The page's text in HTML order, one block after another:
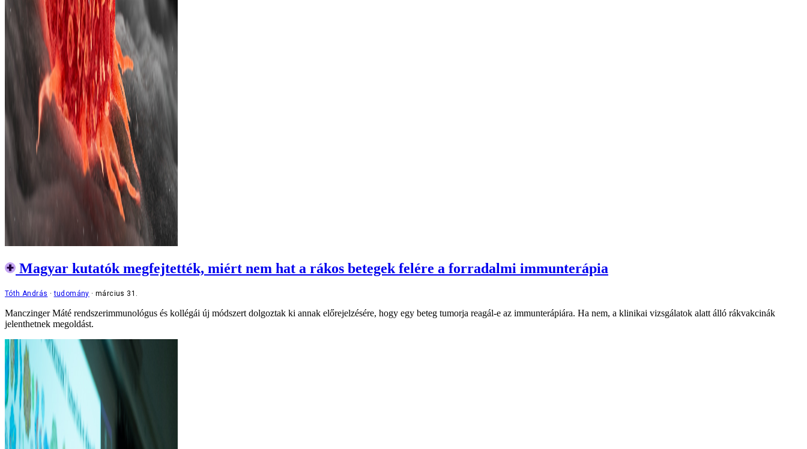
Magyar kutatók megfejtették, miért nem hat a rákos betegek felére a forradalmi immunterápia
Tóth András tudomány március 31.
Manczinger Máté rendszerimmunológus és kollégái új módszert dolgoztak ki annak előrejelzésére, hogy egy beteg tumorja reagál-e az immunterápiára. Ha nem, a klinikai vizsgálatok alatt álló rákvakcinák
jelenthetnek megoldást.